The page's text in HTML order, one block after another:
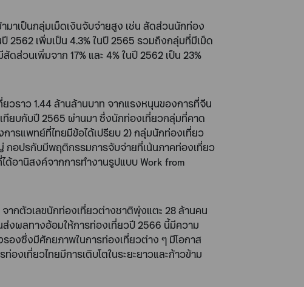
าเป็นกลุ่มเม็ดเงินจับจ่ายสูง เช่น สัดส่วนนักท่อง
2562 เพิ่มเป็น 4.3% ในปี 2565 รวมถึงกลุ่มที่มีเม็ด
ส่วนเพิ่มจาก 17% และ 4% ในปี 2562 เป็น 23%
วราว 1.44 ล้านล้านบาท จากแรงหนุนของการที่จีน
ทียบกับปี 2565 ผ่านมา ซึ่งนักท่องเที่ยวกลุ่มที่คาด
ารแพทย์ที่ไทยมีข้อได้เปรียบ 2) กลุ่มนักท่องเที่ยว
กอปรกับมีพฤติกรรมการจับจ่ายที่เน้นภาคท่องเที่ยว
ด้อานิสงค์จากการทำงานรูปแบบ Work from
จากตัวเลขนักท่องเที่ยวต่างชาติพุ่งแตะ 28 ล้านคน
งผลทางอ้อมให้การท่องเที่ยวปี 2566 นี้มีความ
องซึ่งมีศักยภาพในการท่องเที่ยวต่าง ๆ มีโอกาส
งเที่ยวไทยมีการเติบโตในระยะยาวและก้าวข้าม